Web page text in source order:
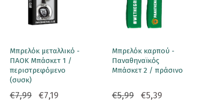
Μπρελόκ μεταλλικό -
ΠΑΟΚ Μπάσκετ 1 /
περιστρεφόμενο
(συσκ)
€7,99 €7,19
Μπρελόκ καρπού -
Παναθηναϊκός
Μπάσκετ 2 / πράσινο
€5,99 €5,39